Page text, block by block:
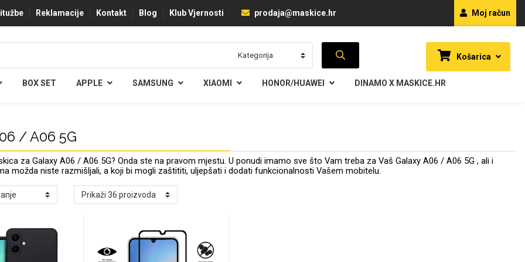
Reklamacije Kontakt Blog Klub Vjernosti prodaja@maskice.hr Moj račun
Košarica
BOX SET APPLE SAMSUNG XIAOMI HONOR/HUAWEI DINAMO X MASKICE.HR
/ A06 5G
za Galaxy A06 / A06 5G? Onda ste na pravom mjestu. U ponudi imamo sve što Vam treba za Vaš Galaxy A06 / A06 5G , ali i
možda niste razmišljali, a koji bi mogli zaštititi, uljepšati i dodati funkcionalnosti Vašem mobitelu.